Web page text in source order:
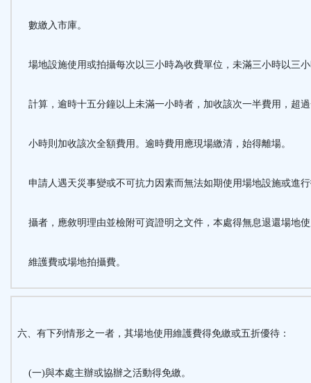
數繳入市庫。
場地設施使用或拍攝每次以三小時為收費單位，未滿三小時以三
計算，逾時十五分鐘以上未滿一小時者，加收該次一半費用，超
小時則加收該次全額費用。逾時費用應現場繳清，始得離場。
申請人遇天災事變或不可抗力因素而無法如期使用場地設施或進
攝者，應敘明理由並檢附可資證明之文件，本處得無息退還場地
維護費或場地拍攝費。
六、有下列情形之一者，其場地使用維護費得免繳或五折優待：
(一)與本處主辦或協辦之活動得免繳。